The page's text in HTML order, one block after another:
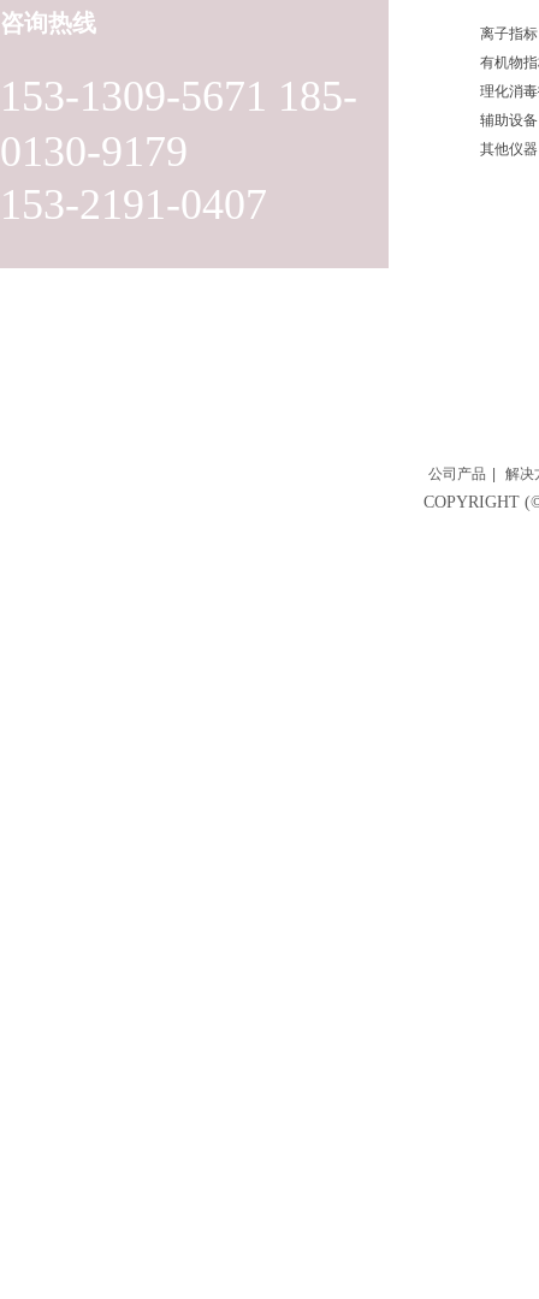
153-1309-5671 185-
0130-9179
153-2191-0407
咨询热线
离子指标
有机物
理化消
辅助设备
其他仪器
公司产品 解决
COPYRIGHT